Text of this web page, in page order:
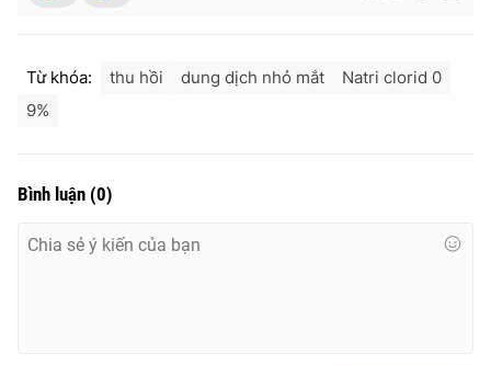
Từ khóa: thu hồi dung dịch nhỏ mắt
Natri clorid 0
9%
Bình luận (0)